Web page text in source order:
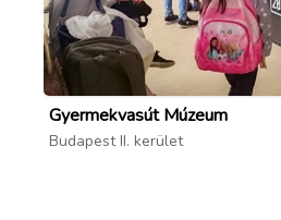
Gyermekvasút Múzeum
Budapest II. kerület